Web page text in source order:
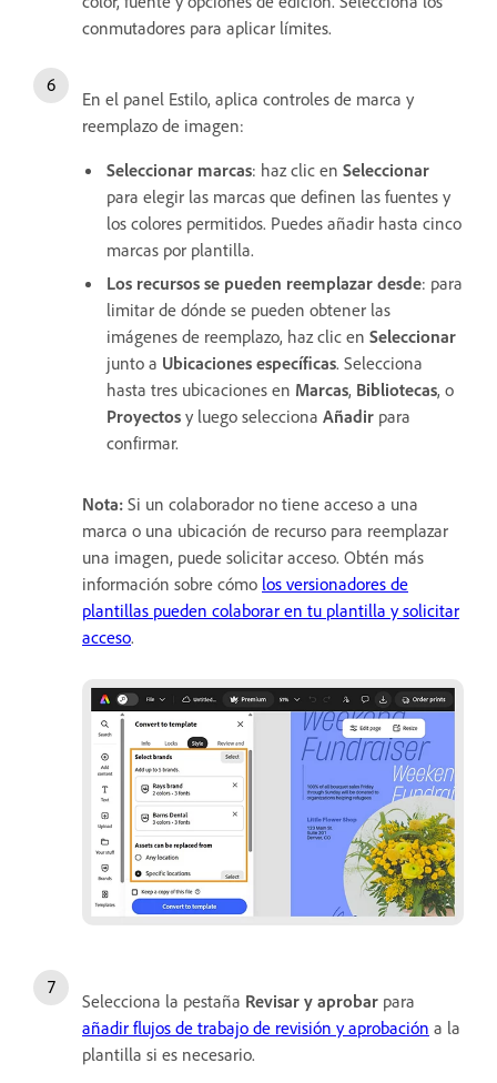
conmutadores para aplicar límites.
En el panel Estilo, aplica controles de marca y
reemplazo de imagen:
Seleccionar marcas: haz clic en Seleccionar
para elegir las marcas que definen las fuentes y
los colores permitidos. Puedes añadir hasta cinco
marcas por plantilla.
Los recursos se pueden reemplazar desde: para
limitar de dónde se pueden obtener las
imágenes de reemplazo, haz clic en Seleccionar
junto a Ubicaciones específicas. Selecciona
hasta tres ubicaciones en Marcas, Bibliotecas, o
Proyectos y luego selecciona Añadir para
confirmar.
Nota: Si un colaborador no tiene acceso a una
marca o una ubicación de recurso para reemplazar
una imagen, puede solicitar acceso. Obtén más
información sobre cómo los versionadores de
plantillas pueden colaborar en tu plantilla y solicitar
acceso.
Selecciona la pestaña Revisar y aprobar para
añadir flujos de trabajo de revisión y aprobación a la
plantilla si es necesario.